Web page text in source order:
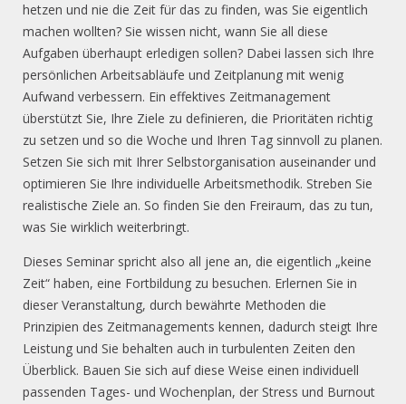
hetzen und nie die Zeit für das zu finden, was Sie eigentlich
machen wollten? Sie wissen nicht, wann Sie all diese
Aufgaben überhaupt erledigen sollen? Dabei lassen sich Ihre
persönlichen Arbeitsabläufe und Zeitplanung mit wenig
Aufwand verbessern. Ein effektives Zeitmanagement
überstützt Sie, Ihre Ziele zu definieren, die Prioritäten richtig
zu setzen und so die Woche und Ihren Tag sinnvoll zu planen.
Setzen Sie sich mit Ihrer Selbstorganisation auseinander und
optimieren Sie Ihre individuelle Arbeitsmethodik. Streben Sie
realistische Ziele an. So finden Sie den Freiraum, das zu tun,
was Sie wirklich weiterbringt.
Dieses Seminar spricht also all jene an, die eigentlich „keine
Zeit“ haben, eine Fortbildung zu besuchen. Erlernen Sie in
dieser Veranstaltung, durch bewährte Methoden die
Prinzipien des Zeitmanagements kennen, dadurch steigt Ihre
Leistung und Sie behalten auch in turbulenten Zeiten den
Überblick. Bauen Sie sich auf diese Weise einen individuell
passenden Tages- und Wochenplan, der Stress und Burnout